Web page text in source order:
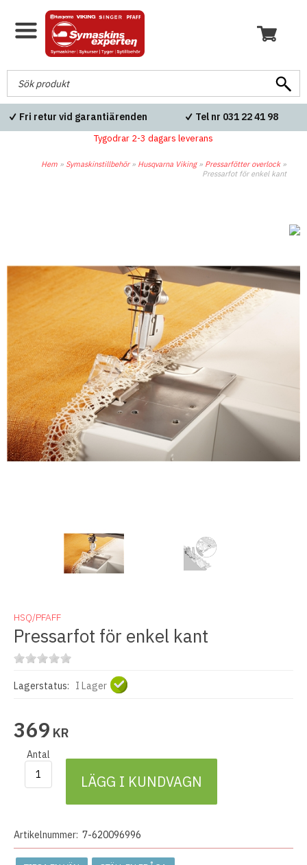
Fri retur vid garantiärenden Tel nr 031 22 41 98
Tygodrar 2-3 dagars leverans
Hem » Symaskinstillbehör» Husqvarna Viking» Pressarfötter overlock»
Pressarfot för enkel kant
HSQ/PFAFF
Pressarfot för enkel kant
Lagerstatus: I Lager
369 KR
Antal
LÄGG I KUNDVAGN
Artikelnummer: 7-620096996